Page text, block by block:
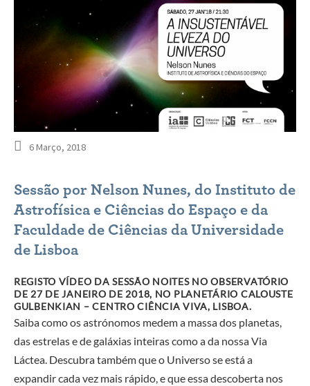
6 Março, 2018
Sessão por Nelson Nunes, do Instituto de
Astrofísica e Ciências do Espaço e da
Faculdade de Ciências da Universidade
de Lisboa
REGISTO VÍDEO DA SESSÃO NOITES NO OBSERVATÓRIO
DE 27 DE JANEIRO DE 2018, NO PLANETÁRIO CALOUSTE
GULBENKIAN – CENTRO CIÊNCIA VIVA, LISBOA.
Saiba como os astrónomos medem a massa dos planetas,
das estrelas e de galáxias inteiras como a da nossa Via
Láctea. Descubra também que o Universo se está a
expandir cada vez mais rápido, e que essa descoberta nos